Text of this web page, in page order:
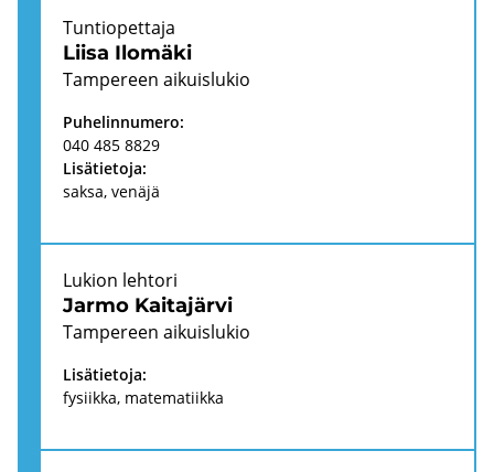
Liisa Ilo­mä­ki
Tun­tio­pet­ta­ja
Tam­pe­reen ai­kuis­lu­kio
Pu­he­lin­nu­me­ro:
040 485 8829
Li­sä­tie­to­ja:
saksa, ve­nä­jä
Jarmo Kai­ta­jär­vi
Lu­kion leh­to­ri
Tam­pe­reen ai­kuis­lu­kio
Li­sä­tie­to­ja:
fy­siik­ka, ma­te­ma­tiik­ka